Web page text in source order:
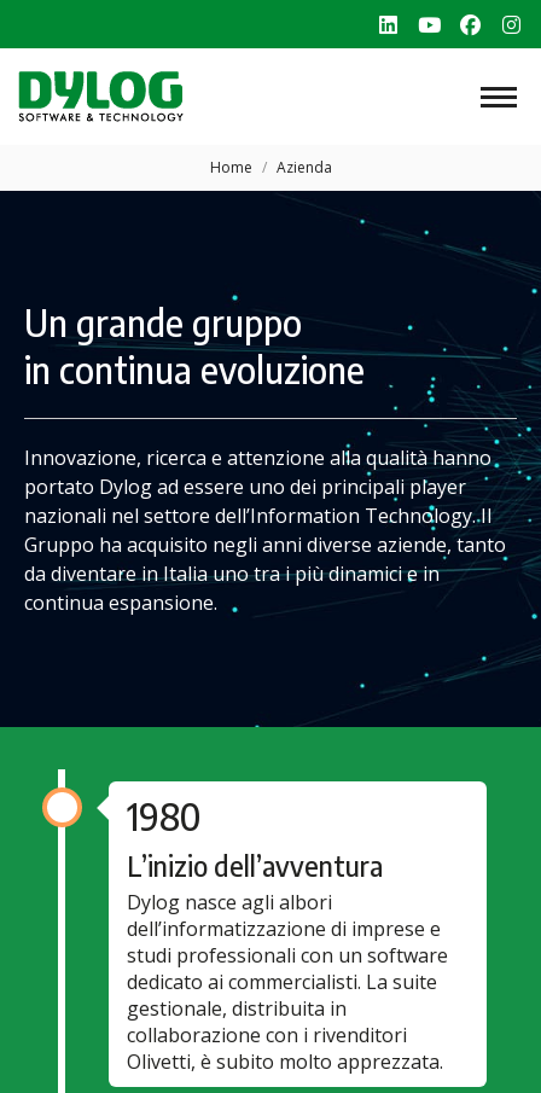
LinkedinYouTube
opensopens
Tu sei qui:
Home Azienda
Un grande gruppo
in continua evoluzione
Innovazione, ricerca e attenzione alla qualità hanno
portato Dylog ad essere uno dei principali player
nazionali nel settore dell’Information Technology. Il
Gruppo ha acquisito negli anni diverse aziende, tanto
da diventare in Italia uno tra i più dinamici e in
continua espansione.
1980
L’inizio dell’avventura
Dylog nasce agli albori
dell’informatizzazione di imprese e
studi professionali con un software
dedicato ai commercialisti. La suite
gestionale, distribuita in
collaborazione con i rivenditori
Olivetti, è subito molto apprezzata.